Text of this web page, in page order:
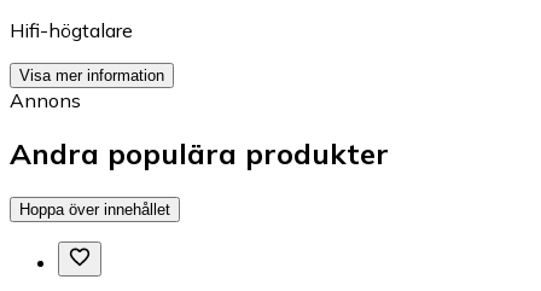
Hifi-högtalare
Visa mer information
Annons
Andra populära produkter
Hoppa över innehållet